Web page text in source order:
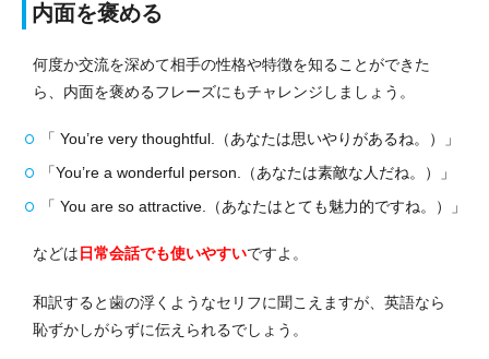
内面を褒める
何度か交流を深めて相手の性格や特徴を知ることができた
ら、内面を褒めるフレーズにもチャレンジしましょう。
「 You’re very thoughtful.（あなたは思いやりがあるね。）」
「You’re a wonderful person.（あなたは素敵な人だね。）」
「 You are so attractive.（あなたはとても魅力的ですね。）」
などは 日常会話でも使いやすいですよ。
和訳すると歯の浮くようなセリフに聞こえますが、英語なら
恥ずかしがらずに伝えられるでしょう。